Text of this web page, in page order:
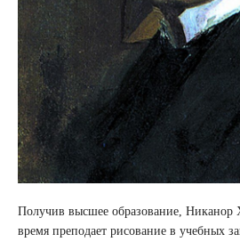
Получив высшее образование, Никанор
время преподает рисование в учебных